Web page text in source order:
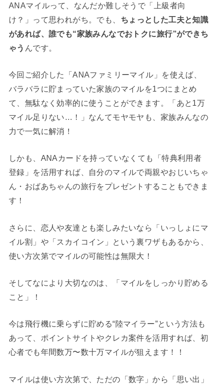
ANAマイルって、なんだか難しそうで「上級者向
け？」って思われがち。でも、 ちょっとした工夫と知識
があれば、誰でも“家族みんなでおトクに旅行”ができち
ゃう んです。
今回ご紹介した「ANAファミリーマイル」を使えば、
バラバラに貯まっていた家族のマイルを1つにまとめ
て、無駄なく効率的に使うことができます。「あと1万
マイル足りない…！」なんてモヤモヤも、家族みんなの
力で一気に解消！
しかも、ANAカードを持っていなくても「特典利用者
登録」を活用すれば、自分のマイルで両親やおじいちゃ
ん・おばあちゃんの旅行をプレゼントすることもできま
す！
さらに、恋人や友達とも楽しみたいなら「いっしょにマ
イル割」や「スカイコイン」という裏ワザもあるから、
使い方次第でマイルの可能性は無限大！
そしてなにより大切なのは、「マイルをしっかり貯める
こと」！
今は飛行機に乗らずに貯める“陸マイラー”という方法も
あって、ポイントサイトやクレカ案件を活用すれば、初
心者でも年間数万〜数十万マイルが狙えます！！
マイルは使い方次第で、ただの「数字」から「思い出」